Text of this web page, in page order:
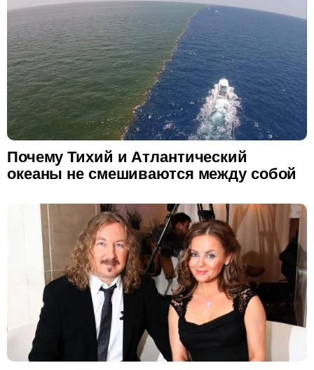
Почему Тихий и Атлантический
океаны не смешиваются между собой